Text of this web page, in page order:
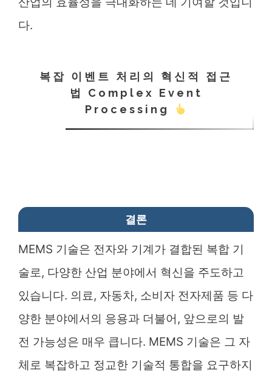
다.
복잡 이벤트 처리의 혁신적 접근
법 Complex Event
Processing
결론
MEMS 기술은 전자와 기계가 결합된 복합 기
술로, 다양한 산업 분야에서 혁신을 주도하고
있습니다. 의료, 자동차, 소비자 전자제품 등 다
양한 분야에서의 응용과 더불어, 앞으로의 발
전 가능성은 매우 큽니다. MEMS 기술은 그 자
체로 복잡하고 정교한 기술적 통합을 요구하지